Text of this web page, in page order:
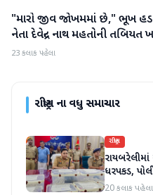
રાષ્ટ્રીય
"મારો જીવ જોખમમાં છે," ભૂખ
નેતા દેવેન્દ્ર નાથ મહતોની તબિયત
23 કલાક પહેલા
રાષ્ટ્રીયના વધુ સમાચાર
રાષ્ટ્રીય
રાયબરેલીમાં
ધરપકડ,
કર્યા
20 કલાક પહેલા